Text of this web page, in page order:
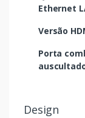
Ethernet
Versão
Porta
Design